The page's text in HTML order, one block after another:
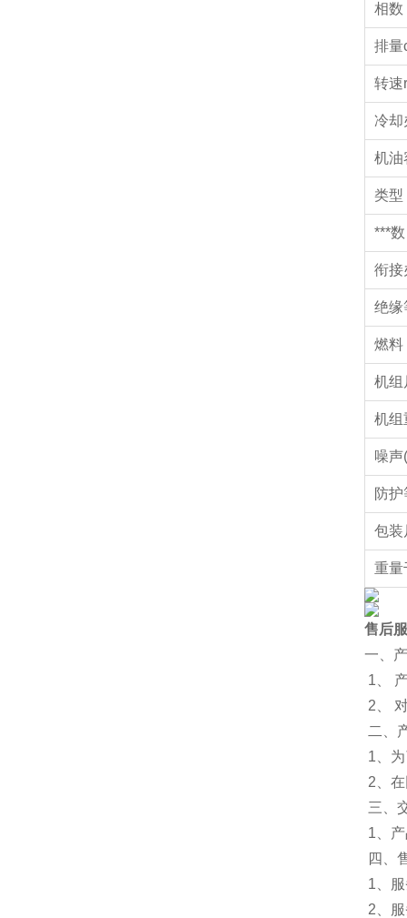
相数
排量
转速
冷却
机油
类型
***数
衔接
绝缘
燃料
机组
机组
噪声
防
包装
重量
售后
一、
1、
2、
二、
1、
2、
三、
1、
四、
1、
2、